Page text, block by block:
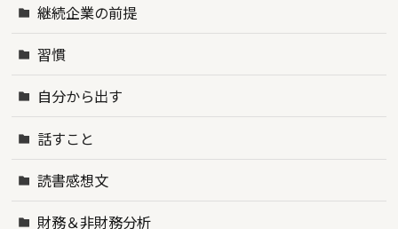
継続企業の前提
習慣
自分から出す
話すこと
読書感想文
財務＆非財務分析